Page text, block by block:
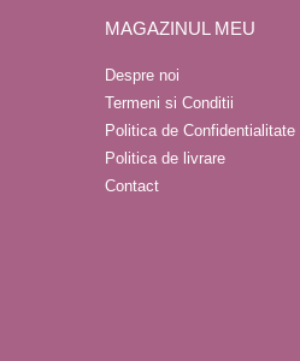
MAGAZINUL MEU
Despre noi
Termeni si Conditii
Politica de Confidentialitate
Politica de livrare
Contact